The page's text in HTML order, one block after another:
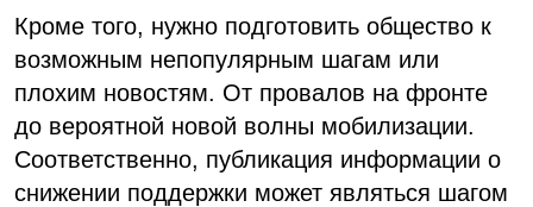
Кроме того, нужно подготовить общество к
возможным непопулярным шагам или
плохим новостям. От провалов на фронте
до вероятной новой волны мобилизации.
Соответственно, публикация информации о
снижении поддержки может являться шагом